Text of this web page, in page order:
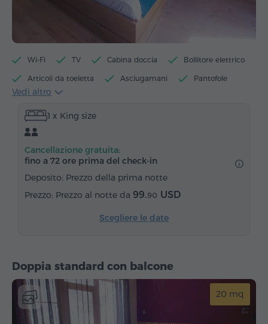
Wi-Fi TV Cabina doccia Bollitore elettrico
Articoli da toeletta Asciugamani Pantofole
Asciugacapelli
Armadio/Guardaroba
Servizio sveglia
Pavimenti in parquet
Vedi altro
1 x King size
Cancellazione gratuita:
fino a 72 ore prima del check‑in
Deposito: Prezzo della prima notte
Prezzo al notte da 99.90 USD
Scegliere le date
Doppia standard con balcone
20 mq